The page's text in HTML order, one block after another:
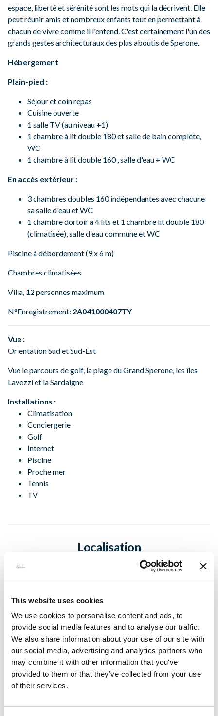
This website uses cookies
We use cookies to personalise content and ads, to
provide social media features and to analyse our traffic.
We also share information about your use of our site with
our social media, advertising and analytics partners who
may combine it with other information that you’ve
provided to them or that they’ve collected from your use
of their services.
espace, liberté et sérénité sont les mots qui la décrivent. Elle
peut réunir amis et nombreux enfants tout en permettant à
chacun de vivre comme il l'entend. C'est certainement l'un des
grands gestes architecturaux des plus aboutis de Sperone.
Hébergement
Plain-pied :
Séjour et coin repas
Cuisine ouverte
1 salle TV (au niveau +1)
1 chambre à lit double 180 et salle de bain complète,
WC
1 chambre à lit double 160 , salle d'eau + WC
En accès extérieur :
3 chambres doubles 160 indépendantes avec chacune
sa salle d'eau et WC
1 chambre dortoir à 4 lits et 1 chambre lit double 180
(climatisée), salle d'eau commune et WC
Piscine à débordement (9 x 6 m)
Chambres climatisées
Villa, 12 personnes maximum
N°Enregistrement: 2A041000407TY
Vue :
Orientation Sud et Sud-Est
Vue le parcours de golf, la plage du Grand Sperone, les îles
Lavezzi et la Sardaigne
Installations :
Climatisation
Conciergerie
Golf
Internet
Piscine
Proche mer
Tennis
TV
Localisation